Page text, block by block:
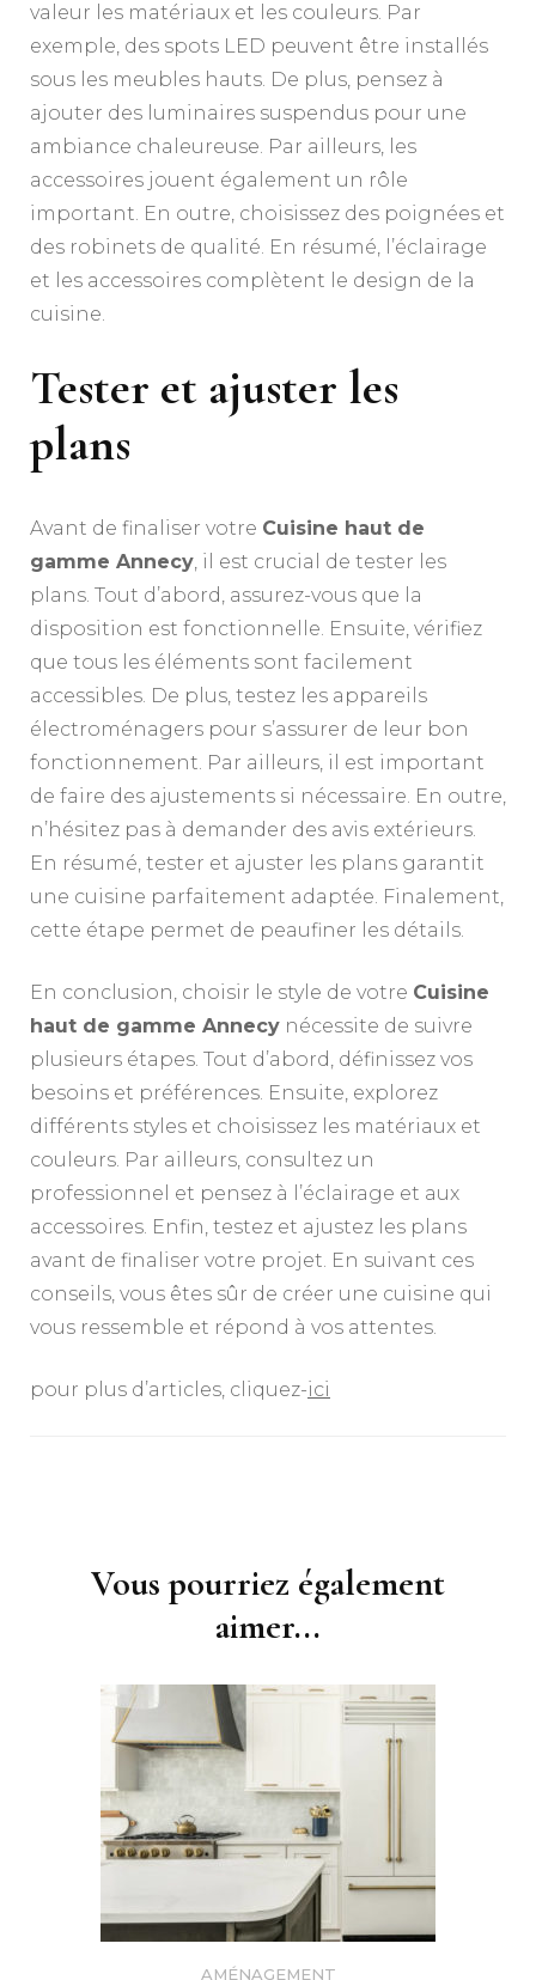
valeur les matériaux et les couleurs. Par
exemple, des spots LED peuvent être installés
sous les meubles hauts. De plus, pensez à
ajouter des luminaires suspendus pour une
ambiance chaleureuse. Par ailleurs, les
accessoires jouent également un rôle
important. En outre, choisissez des poignées et
des robinets de qualité. En résumé, l’éclairage
et les accessoires complètent le design de la
cuisine.
Tester et ajuster les
plans
Avant de finaliser votre Cuisine haut de
gamme Annecy, il est crucial de tester les
plans. Tout d’abord, assurez-vous que la
disposition est fonctionnelle. Ensuite, vérifiez
que tous les éléments sont facilement
accessibles. De plus, testez les appareils
électroménagers pour s’assurer de leur bon
fonctionnement. Par ailleurs, il est important
de faire des ajustements si nécessaire. En outre,
n’hésitez pas à demander des avis extérieurs.
En résumé, tester et ajuster les plans garantit
une cuisine parfaitement adaptée. Finalement,
cette étape permet de peaufiner les détails.
En conclusion, choisir le style de votre Cuisine
haut de gamme Annecy nécessite de suivre
plusieurs étapes. Tout d’abord, définissez vos
besoins et préférences. Ensuite, explorez
différents styles et choisissez les matériaux et
couleurs. Par ailleurs, consultez un
professionnel et pensez à l’éclairage et aux
accessoires. Enfin, testez et ajustez les plans
avant de finaliser votre projet. En suivant ces
conseils, vous êtes sûr de créer une cuisine qui
vous ressemble et répond à vos attentes.
pour plus d’articles, cliquez-ici
Vous pourriez également
aimer...
AMÉNAGEMENT